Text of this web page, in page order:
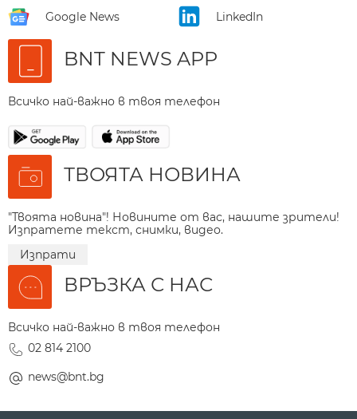
Google News LinkedIn
BNT NEWS APP
Всичко най-важно в твоя телефон
ТВОЯТА НОВИНА
"Твоята новина"! Новините от вас, нашите зрители!
Изпратете текст, снимки, видео.
Изпрати
ВРЪЗКА С НАС
Всичко най-важно в твоя телефон
02 814 2100
news@bnt.bg